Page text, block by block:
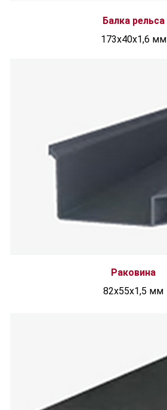
Балка рельса
173х40х1,6 мм
Раковина
82х55х1,5 мм